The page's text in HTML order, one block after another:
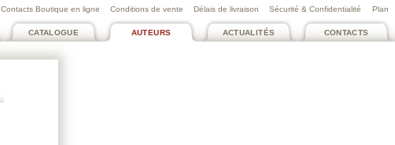
Plan
Contacts Boutique en ligne Conditions de vente Délais de livraison Sécurité & Confidentialité
CONTACTS
ACTUALITÉS
AUTEURS
CATALOGUE